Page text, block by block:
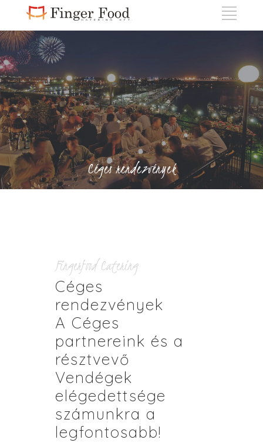
Céges rendezvények
Fingerfood Catering
Céges
rendezvények
A Céges
partnereink és a
résztvevő
Vendégek
elégedettsége
számunkra a
legfontosabb!